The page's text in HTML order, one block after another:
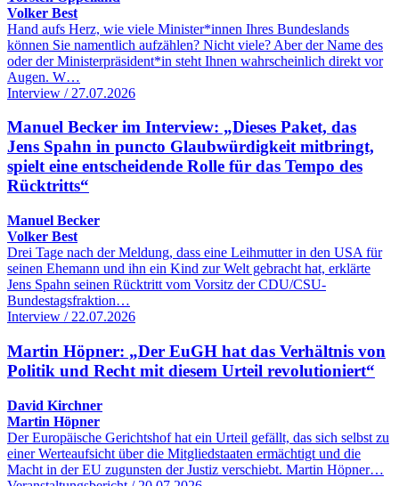
Volker Best
Hand aufs Herz, wie viele Minister*innen Ihres Bundeslands
können Sie namentlich aufzählen? Nicht viele? Aber der Name des
oder der Ministerpräsident*in steht Ihnen wahrscheinlich direkt vor
Augen. W…
Interview / 27.07.2026
Manuel Becker im Interview: „Dieses Paket, das
Jens Spahn in puncto Glaubwürdigkeit mitbringt,
spielt eine entscheidende Rolle für das Tempo des
Rücktritts“
Manuel Becker
Volker Best
Drei Tage nach der Meldung, dass eine Leihmutter in den USA für
seinen Ehemann und ihn ein Kind zur Welt gebracht hat, erklärte
Jens Spahn seinen Rücktritt vom Vorsitz der CDU/CSU-
Bundestagsfraktion…
Interview / 22.07.2026
Martin Höpner: „Der EuGH hat das Verhältnis von
Politik und Recht mit diesem Urteil revolutioniert“
David Kirchner
Martin Höpner
Der Europäische Gerichtshof hat ein Urteil gefällt, das sich selbst zu
einer Werteaufsicht über die Mitgliedstaaten ermächtigt und die
Macht in der EU zugunsten der Justiz verschiebt. Martin Höpner…